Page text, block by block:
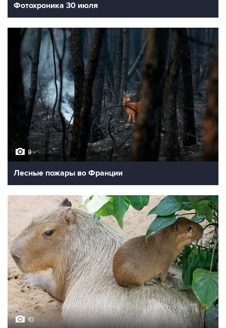
Фотохроника 30 июля
8
Лесные пожары во Франции
10